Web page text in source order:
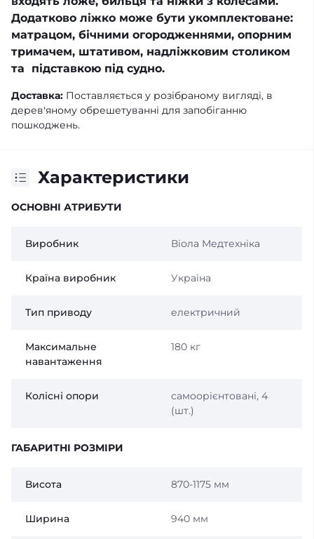
Додатково ліжко може бути укомплектоване:
матрацом, бічними огородженнями, опорним
тримачем, штативом, надліжковим столиком
та підставкою під судно.
Доставка: Поставляється у розібраному вигляді, в
дерев'яному обрешетуванні для запобіганню
пошкоджень.
Характеристики
ОСНОВНІ АТРИБУТИ
Виробник Віола Медтехніка
Країна виробник Україна
Тип приводу електричний
Максимальне
навантаження
180 кг
Колісні опори
самоорієнтовані, 4
(шт.)
ГАБАРИТНІ РОЗМІРИ
Висота 870-1175 мм
Ширина 940 мм